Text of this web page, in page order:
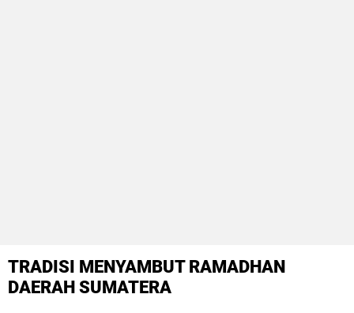
TRADISI MENYAMBUT RAMADHAN
DAERAH SUMATERA